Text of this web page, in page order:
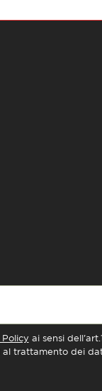
ai sensi
trattamento dei